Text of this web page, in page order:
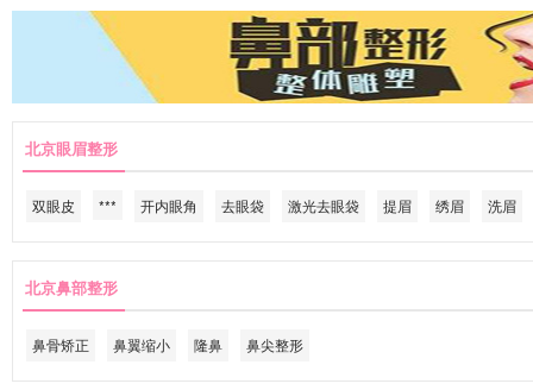
北京眼眉整形
双眼皮 *** 开内眼角 去眼袋 激光去眼袋 提眉 绣眉 洗眉
北京鼻部整形
鼻骨矫正 鼻翼缩小 隆鼻 鼻尖整形